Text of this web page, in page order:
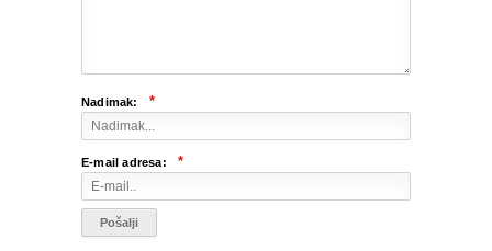
Nadimak: *
E-mail adresa: *